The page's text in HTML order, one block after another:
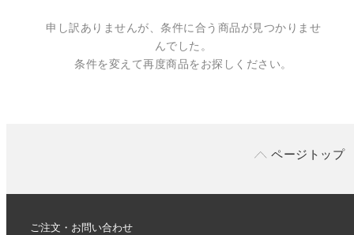
申し訳ありませんが、条件に合う商品が見つかりませ
んでした。
条件を変えて再度商品をお探しください。
ページトップ
ご注文・お問い合わせ